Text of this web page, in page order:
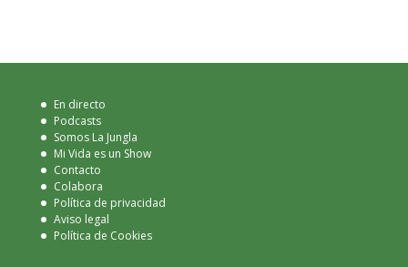
En directo
Podcasts
Somos La Jungla
Mi Vida es un Show
Contacto
Colabora
Política de privacidad
Aviso legal
Política de Cookies